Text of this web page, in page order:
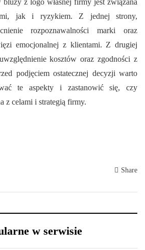
z logo własnej firmy jest związana
jak i ryzykiem. Z jednej strony,
rozpoznawalności marki oraz
emocjonalnej z klientami. Z drugiej
kosztów oraz zgodności z
podjęciem ostatecznej decyzji warto
te aspekty i zastanowić się, czy
z celami i strategią firmy.
Share
w serwisie